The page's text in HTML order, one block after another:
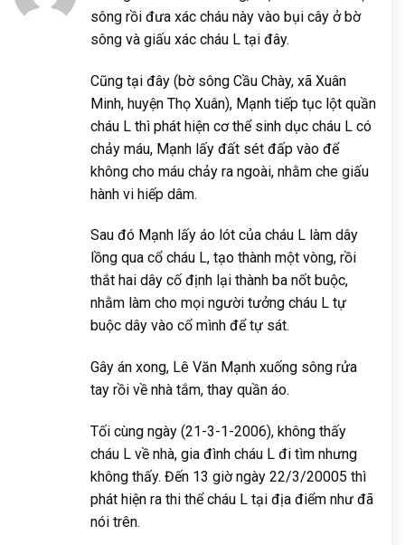
sông rồi đưa xác cháu này vào bụi cây ở bờ
sông và giấu xác cháu L tại đây.
Cũng tại đây (bờ sông Cầu Chày, xã Xuân
Minh, huyện Thọ Xuân), Mạnh tiếp tục lột quần
cháu L thì phát hiện cơ thể sinh dục cháu L có
chảy máu, Mạnh lấy đất sét đấp vào để
không cho máu chảy ra ngoài, nhằm che giấu
hành vi hiếp dâm.
Sau đó Mạnh lấy áo lót của cháu L làm dây
lồng qua cổ cháu L, tạo thành một vòng, rồi
thắt hai dây cố định lại thành ba nốt buộc,
nhằm làm cho mọi người tưởng cháu L tự
buộc dây vào cổ mình để tự sát.
Gây án xong, Lê Văn Mạnh xuống sông rửa
tay rồi về nhà tắm, thay quần áo.
Tối cùng ngày (21-3-1-2006), không thấy
cháu L về nhà, gia đình cháu L đi tìm nhưng
không thấy. Đến 13 giờ ngày 22/3/20005 thì
phát hiện ra thi thể cháu L tại địa điểm như đã
nói trên.